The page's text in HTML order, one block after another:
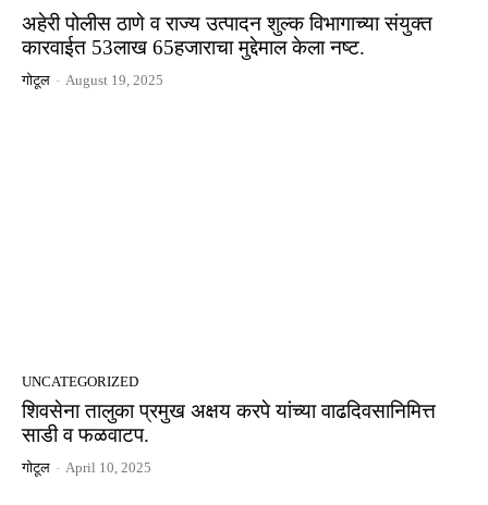
अहेरी पोलीस ठाणे व राज्य उत्पादन शुल्क विभागाच्या संयुक्त
कारवाईत 53लाख 65हजाराचा मुद्देमाल केला नष्ट.
गोटूल - August 19, 2025
UNCATEGORIZED
शिवसेना तालुका प्रमुख अक्षय करपे यांच्या वाढदिवसानिमित्त
साडी व फळवाटप.
गोटूल - April 10, 2025